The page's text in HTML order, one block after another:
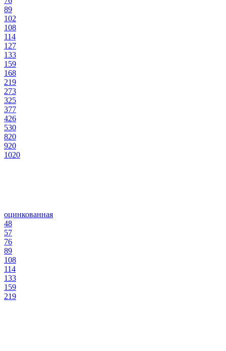
89
102
108
114
127
133
159
168
219
273
325
377
426
530
820
920
1020
оцинкованная
48
57
76
89
108
114
133
159
219